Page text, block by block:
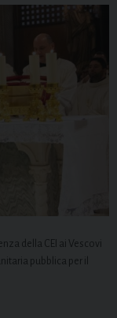
della CEI ai Vescovi
pubblica per il